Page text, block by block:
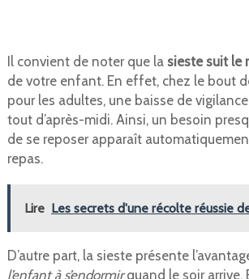
Il convient de noter que la sieste suit le
de votre enfant. En effet, chez le bout
pour les adultes, une baisse de
tout d’après-midi. Ainsi, un besoin
de se reposer apparaît
repas.
Lire Les secrets d'une récolte réussie
D’autre part, la sieste présente
l’enfant à s’endormirquand le soir arrive.